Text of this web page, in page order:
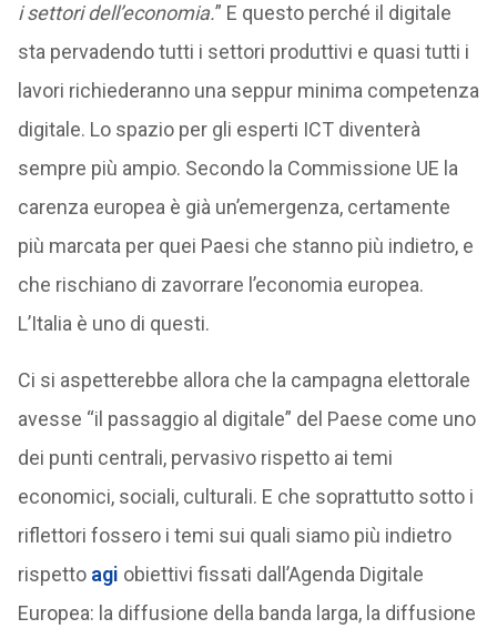
i settori dell’economia.” E questo perché il digitale
sta pervadendo tutti i settori produttivi e quasi tutti i
lavori richiederanno una seppur minima competenza
digitale. Lo spazio per gli esperti ICT diventerà
sempre più ampio. Secondo la Commissione UE la
carenza europea è già un’emergenza, certamente
più marcata per quei Paesi che stanno più indietro, e
che rischiano di zavorrare l’economia europea.
L’Italia è uno di questi.
Ci si aspetterebbe allora che la campagna elettorale
avesse “il passaggio al digitale” del Paese come uno
dei punti centrali, pervasivo rispetto ai temi
economici, sociali, culturali. E che soprattutto sotto i
riflettori fossero i temi sui quali siamo più indietro
rispetto agi obiettivi fissati dall’Agenda Digitale
Europea: la diffusione della banda larga, la diffusione